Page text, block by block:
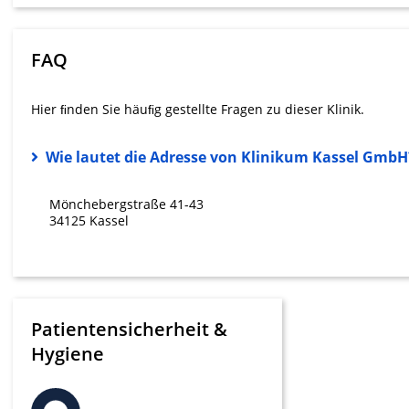
FAQ
Hier ﬁnden Sie häuﬁg gestellte Fragen zu dieser Klinik.
Wie lautet die Adresse von Klinikum Kassel
Mönchebergstraße 41-43
34125 Kassel
Patientensicherheit &
Hygiene
Messung der Werbeleistung
verschiedenen Quellen
IAB-Besonderheiten:
Geräte anhand von aktiv angeforderten Informationen
Notwendig
Performance